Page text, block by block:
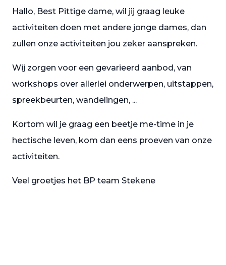
Hallo, Best Pittige dame, wil jij graag leuke
activiteiten doen met andere jonge dames, dan
zullen onze activiteiten jou zeker aanspreken.
Wij zorgen voor een gevarieerd aanbod, van
workshops over allerlei onderwerpen, uitstappen,
spreekbeurten, wandelingen, ...
Kortom wil je graag een beetje me-time in je
hectische leven, kom dan eens proeven van onze
activiteiten.
Veel groetjes het BP team Stekene